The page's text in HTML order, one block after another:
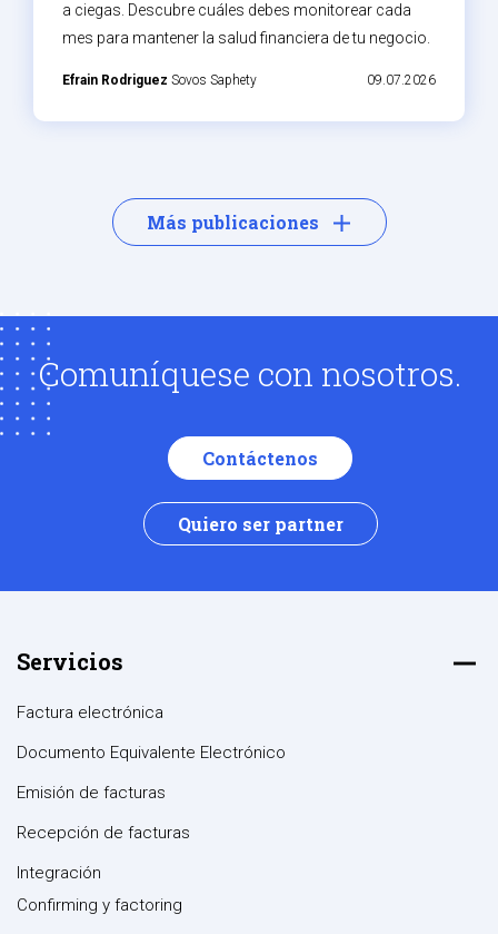
a ciegas. Descubre cuáles debes monitorear cada
mes para mantener la salud financiera de tu negocio.
Efrain Rodriguez Sovos Saphety 09.07.2026
Más publicaciones
Comuníquese con nosotros.
Contáctenos
Quiero ser partner
Servicios
Factura electrónica
Documento Equivalente Electrónico
Emisión de facturas
Recepción de facturas
Integración
Confirming y factoring